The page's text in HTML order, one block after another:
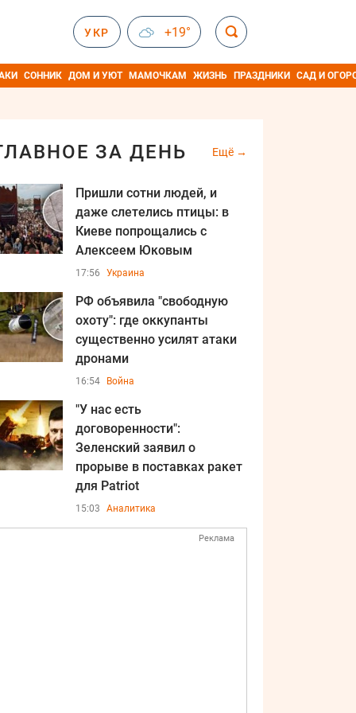
УКР +19°
СОННИК ДОМ И УЮТ МАМОЧКАМ ЖИЗНЬ ПРАЗДНИКИ САД И
ЗА ДЕНЬ Ещё
Пришли сотни людей, и
даже слетелись птицы: в
Киеве попрощались с
Алексеем Юковым
17:56 Украина
РФ объявила "свободную
охоту": где оккупанты
существенно усилят атаки
дронами
16:54 Война
"У нас есть
договоренности":
Зеленский заявил о
прорыве в поставках ракет
для Patriot
15:03 Аналитика
Реклама